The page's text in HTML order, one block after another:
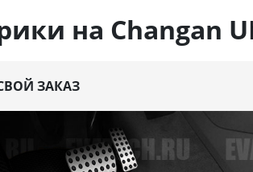
на Changan
ЗАКАЗ